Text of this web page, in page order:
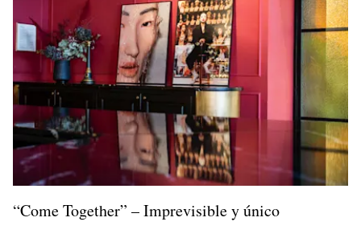
“Come Together” – Imprevisible y único